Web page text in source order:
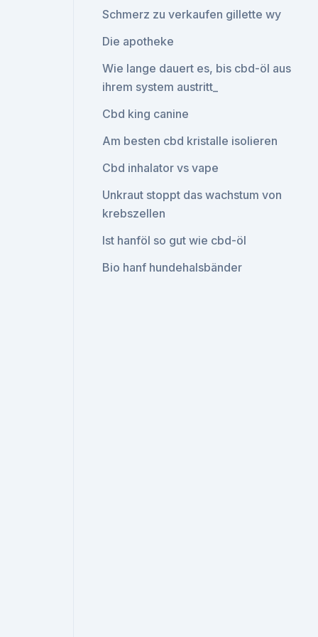
Schmerz zu verkaufen gillette wy
Die apotheke
Wie lange dauert es, bis cbd-öl aus
ihrem system austritt_
Cbd king canine
Am besten cbd kristalle isolieren
Cbd inhalator vs vape
Unkraut stoppt das wachstum von
krebszellen
Ist hanföl so gut wie cbd-öl
Bio hanf hundehalsbänder